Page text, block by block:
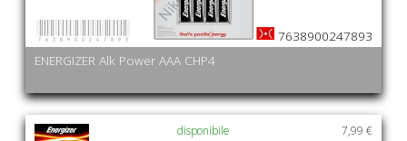
ENERGIZER Alk Power AAA CHP4
7638900247893
7,99 €
disponibile